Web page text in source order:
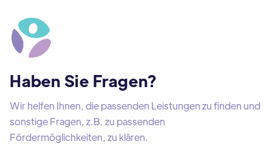
Haben Sie Fragen?
Wir helfen Ihnen, die passenden Leistungen zu finden und
sonstige Fragen, z.B. zu passenden
Fördermöglichkeiten, zu klären.